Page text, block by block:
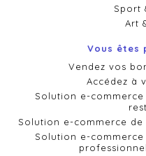
Sport
Art
Vous êtes
Vendez vos
Accédez à
Solution e-
Solution e-commerce
Solution e-